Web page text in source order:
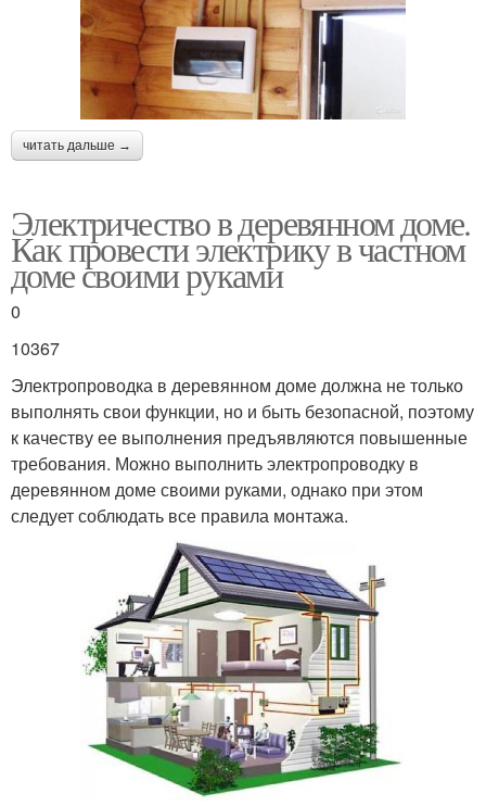
читать дальше →
Электричество в деревянном доме.
Как провести электрику в частном
доме своими руками
0
10367
Электропроводка в деревянном доме должна не только
выполнять свои функции, но и быть безопасной, поэтому
к качеству ее выполнения предъявляются повышенные
требования. Можно выполнить электропроводку в
деревянном доме своими руками, однако при этом
следует соблюдать все правила монтажа.